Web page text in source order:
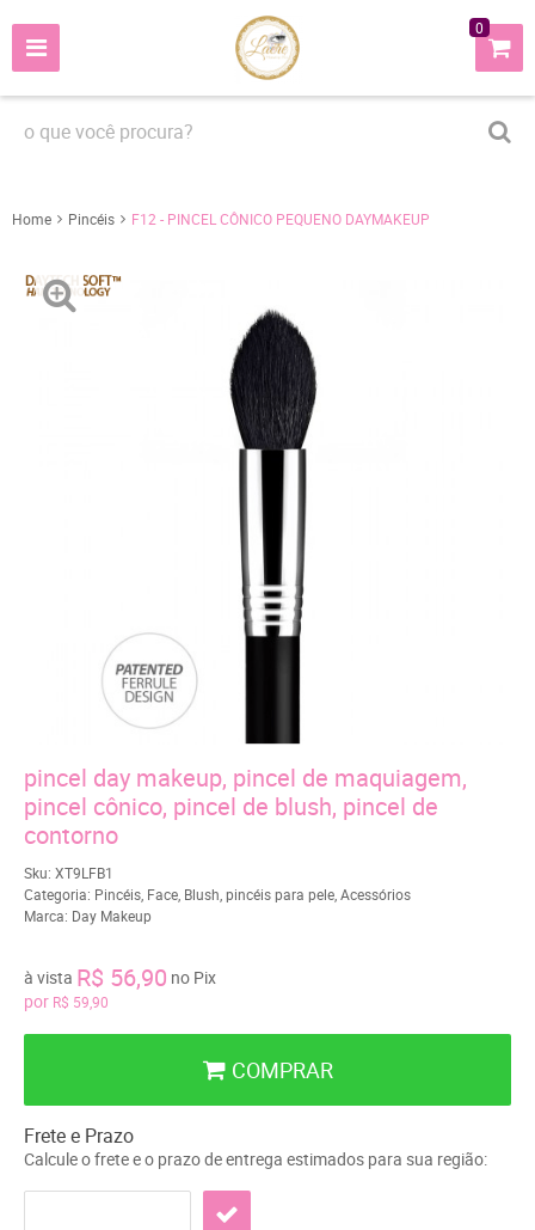
0
Home Pincéis F12 - PINCEL CÔNICO PEQUENO DAYMAKEUP
pincel day makeup, pincel de maquiagem,
pincel cônico, pincel de blush, pincel de
contorno
Sku: XT9LFB1
Categoria: Pincéis Face Blush pincéis para pele Acessórios
Marca: Day Makeup
por R$ 59,90
à vista R$ 56,90 no Pix
COMPRAR
Frete e Prazo
Calcule o frete e o prazo de entrega estimados para sua região: